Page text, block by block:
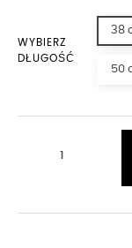
WYBIERZ
DŁUGOŚĆ
38
50